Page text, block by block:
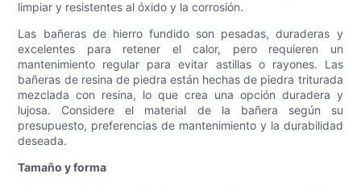
limpiar y resistentes al óxido y la corrosión.
Las bañeras de hierro fundido son pesadas, duraderas y
excelentes para retener el calor, pero requieren un
mantenimiento regular para evitar astillas o rayones. Las
bañeras de resina de piedra están hechas de piedra triturada
mezclada con resina, lo que crea una opción duradera y
lujosa. Considere el material de la bañera según su
presupuesto, preferencias de mantenimiento y la durabilidad
deseada.
Tamaño y forma